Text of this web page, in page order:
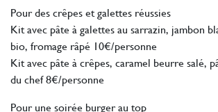
Pour des crêpes et galettes réussies
Kit avec pâte à galettes au sarrazin, jambon
bio, fromage râpé 10€/personne
Kit avec pâte à crêpes, caramel beurre salé,
du chef 8€/personne
Pour une soirée burger au top